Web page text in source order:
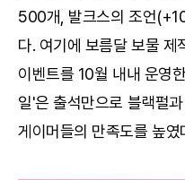
500개, 발크스의 조언
다. 여기에 보름달 보물 제
이벤트를 10월 내내 운영
일'은 출석만으로 블랙펄
게이머들의 만족도를 높였